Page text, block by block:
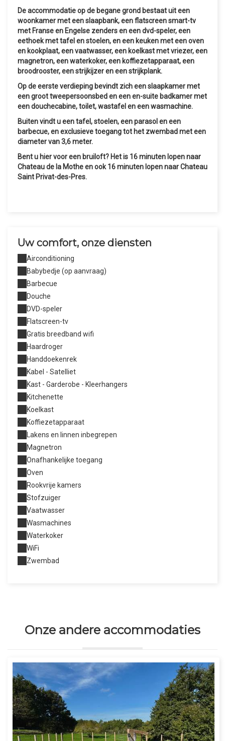
De accommodatie op de begane grond bestaat uit een
woonkamer met een slaapbank, een flatscreen smart-tv
met Franse en Engelse zenders en een dvd-speler, een
eethoek met tafel en stoelen, en een keuken met een oven
en kookplaat, een vaatwasser, een koelkast met vriezer, een
magnetron, een waterkoker, een koffiezetapparaat, een
broodrooster, een strijkijzer en een strijkplank.
Op de eerste verdieping bevindt zich een slaapkamer met
een groot tweepersoonsbed en een en-suite badkamer met
een douchecabine, toilet, wastafel en een wasmachine.
Buiten vindt u een tafel, stoelen, een parasol en een
barbecue, en exclusieve toegang tot het zwembad met een
diameter van 3,6 meter.
Bent u hier voor een bruiloft? Het is 16 minuten lopen naar
Chateau de la Mothe en ook 16 minuten lopen naar Chateau
Saint Privat-des-Pres.
Uw comfort, onze diensten
Airconditioning
Babybedje (op aanvraag)
Barbecue
Douche
DVD-speler
Flatscreen-tv
Gratis breedband wifi
Haardroger
Handdoekenrek
Kabel - Satelliet
Kast - Garderobe - Kleerhangers
Kitchenette
Koelkast
Koffiezetapparaat
Lakens en linnen inbegrepen
Magnetron
Onafhankelijke toegang
Oven
Rookvrije kamers
Stofzuiger
Vaatwasser
Wasmachines
Waterkoker
WiFi
Zwembad
Onze andere accommodaties